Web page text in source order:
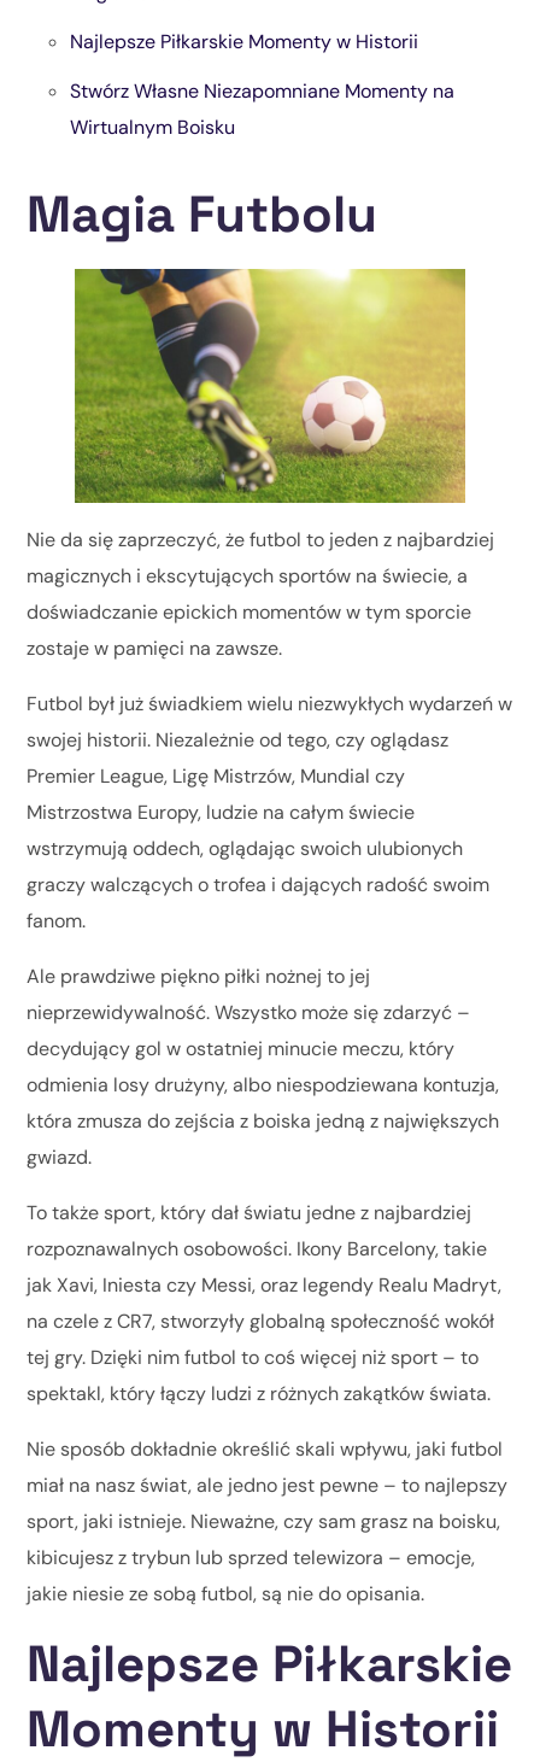
Najlepsze Piłkarskie Momenty w Historii
Stwórz Własne Niezapomniane Momenty na
Wirtualnym Boisku
Magia Futbolu
Nie da się zaprzeczyć, że futbol to jeden z najbardziej
magicznych i ekscytujących sportów na świecie, a
doświadczanie epickich momentów w tym sporcie
zostaje w pamięci na zawsze.
Futbol był już świadkiem wielu niezwykłych wydarzeń w
swojej historii. Niezależnie od tego, czy oglądasz
Premier League, Ligę Mistrzów, Mundial czy
Mistrzostwa Europy, ludzie na całym świecie
wstrzymują oddech, oglądając swoich ulubionych
graczy walczących o trofea i dających radość swoim
fanom.
Ale prawdziwe piękno piłki nożnej to jej
nieprzewidywalność. Wszystko może się zdarzyć –
decydujący gol w ostatniej minucie meczu, który
odmienia losy drużyny, albo niespodziewana kontuzja,
która zmusza do zejścia z boiska jedną z największych
gwiazd.
To także sport, który dał światu jedne z najbardziej
rozpoznawalnych osobowości. Ikony Barcelony, takie
jak Xavi, Iniesta czy Messi, oraz legendy Realu Madryt,
na czele z CR7, stworzyły globalną społeczność wokół
tej gry. Dzięki nim futbol to coś więcej niż sport – to
spektakl, który łączy ludzi z różnych zakątków świata.
Nie sposób dokładnie określić skali wpływu, jaki futbol
miał na nasz świat, ale jedno jest pewne – to najlepszy
sport, jaki istnieje. Nieważne, czy sam grasz na boisku,
kibicujesz z trybun lub sprzed telewizora – emocje,
jakie niesie ze sobą futbol, są nie do opisania.
Najlepsze Piłkarskie
Momenty w Historii